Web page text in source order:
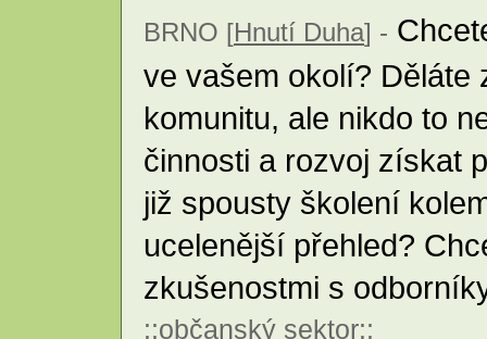
BRNO [Hnutí Duha] -
ve vašem okolí? Děláte
komunitu, ale nikdo to
činnosti a rozvoj získat
již spousty školení
ucelenější přehled?
zkušenostmi s
::občanský sektor::